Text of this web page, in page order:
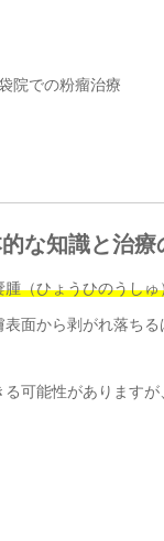
院での粉瘤治療
な知識と治療
（ひょうひのうしゅ
面から剥がれ落ち
可能性があります